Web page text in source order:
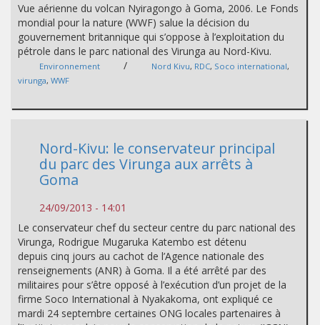
Vue aérienne du volcan Nyiragongo à Goma, 2006. Le Fonds
mondial pour la nature (WWF) salue la décision du
gouvernement britannique qui s’oppose à l’exploitation du
pétrole dans le parc national des Virunga au Nord-Kivu.
Environnement / Nord Kivu, RDC, Soco international,
virunga, WWF
Nord-Kivu: le conservateur principal
du parc des Virunga aux arrêts à
Goma
24/09/2013 - 14:01
Le conservateur chef du secteur centre du parc national des
Virunga, Rodrigue Mugaruka Katembo est détenu
depuis cinq jours au cachot de l’Agence nationale des
renseignements (ANR) à Goma. Il a été arrêté par des
militaires pour s’être opposé à l’exécution d’un projet de la
firme Soco International à Nyakakoma, ont expliqué ce
mardi 24 septembre certaines ONG locales partenaires à